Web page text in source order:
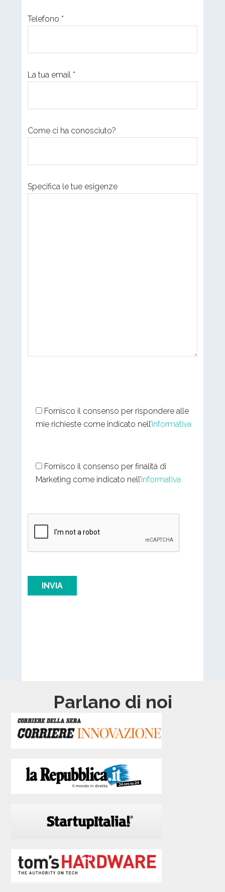
Telefono *
La tua email *
Come ci ha conosciuto?
Specifica le tue esigenze
Fornisco il consenso per rispondere alle
mie richieste come indicato nell’informativa
Fornisco il consenso per finalità di
Marketing come indicato nell’informativa
Parlano di noi